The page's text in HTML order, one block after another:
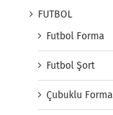
FUTBOL
Futbol Forma
Futbol Şort
Çubuklu Forma